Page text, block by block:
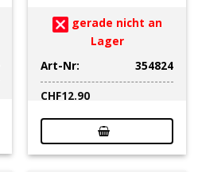
gerade nicht an
Lager
Art-Nr:
354824
CHF12.90